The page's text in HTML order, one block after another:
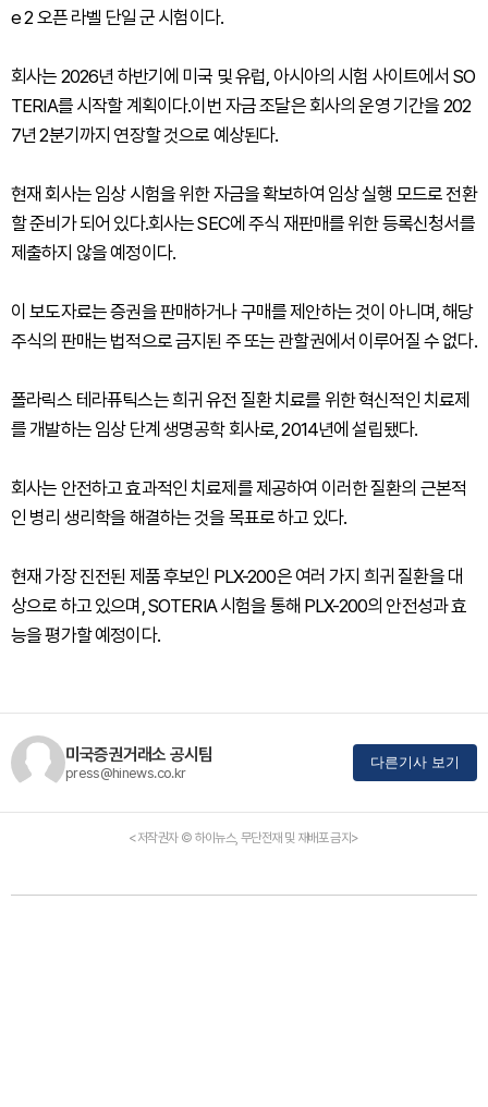
e 2 오픈 라벨 단일 군 시험이다.
회사는 2026년 하반기에 미국 및 유럽, 아시아의 시험 사이트에서 SO
TERIA를 시작할 계획이다.이번 자금 조달은 회사의 운영 기간을 202
7년 2분기까지 연장할 것으로 예상된다.
현재 회사는 임상 시험을 위한 자금을 확보하여 임상 실행 모드로 전환
할 준비가 되어 있다.회사는 SEC에 주식 재판매를 위한 등록신청서를
제출하지 않을 예정이다.
이 보도자료는 증권을 판매하거나 구매를 제안하는 것이 아니며, 해당
주식의 판매는 법적으로 금지된 주 또는 관할권에서 이루어질 수 없다.
폴라릭스 테라퓨틱스는 희귀 유전 질환 치료를 위한 혁신적인 치료제
를 개발하는 임상 단계 생명공학 회사로, 2014년에 설립됐다.
회사는 안전하고 효과적인 치료제를 제공하여 이러한 질환의 근본적
인 병리 생리학을 해결하는 것을 목표로 하고 있다.
현재 가장 진전된 제품 후보인 PLX-200은 여러 가지 희귀 질환을 대
상으로 하고 있으며, SOTERIA 시험을 통해 PLX-200의 안전성과 효
능을 평가할 예정이다.
미국증권거래소 공시팀
press@hinews.co.kr
다른기사 보기
<저작권자 © 하이뉴스, 무단전재 및 재배포 금지>